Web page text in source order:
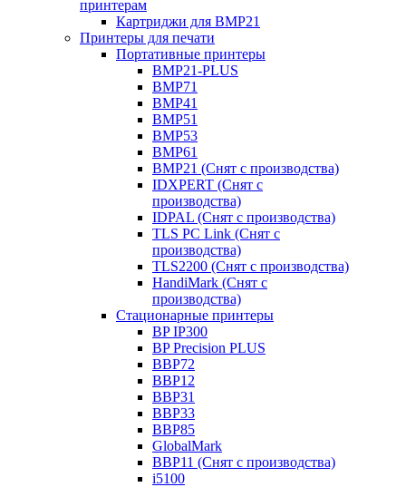
принтерам
Картриджи для BMP21
Принтеры для печати
Портативные принтеры
BMP21-PLUS
BMP71
BMP41
BMP51
BMP53
BMP61
BMP21 (Снят с производства)
IDXPERT (Снят с
производства)
IDPAL (Снят с производства)
TLS PC Link (Снят с
производства)
TLS2200 (Снят с производства)
HandiMark (Снят с
производства)
Стационарные принтеры
BP IP300
BP Precision PLUS
BBP72
BBP12
BBP31
BBP33
BBP85
GlobalMark
BBP11 (Снят с производства)
i5100